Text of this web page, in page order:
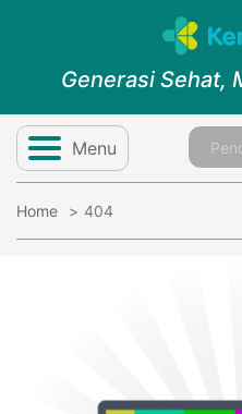
Generasi Sehat,
Menu
Home 404